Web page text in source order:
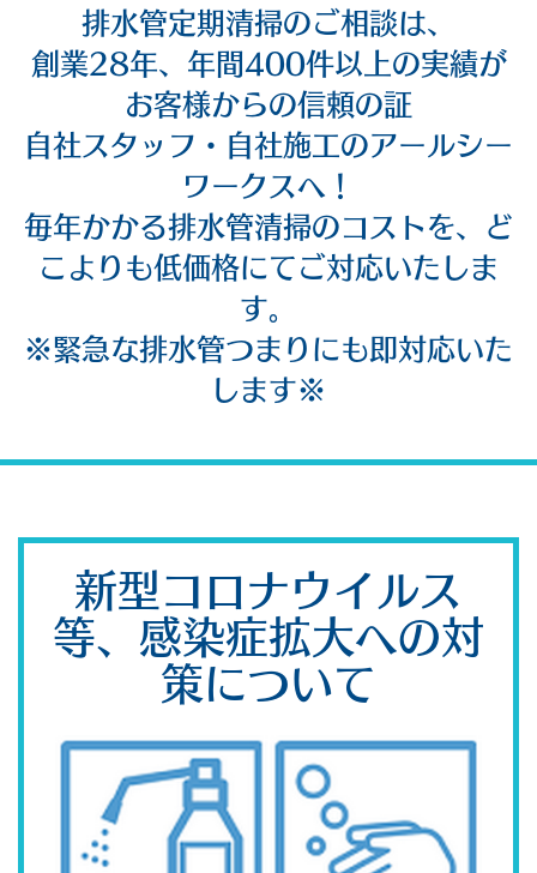
排水管定期清掃のご相談は、
創業28年、年間400件以上の実績が
お客様からの信頼の証
自社スタッフ・自社施工のアールシー
ワークスへ！
毎年かかる排水管清掃のコストを、ど
こよりも低価格にてご対応いたしま
す。
※緊急な排水管つまりにも即対応いた
します※
新型コロナウイルス
等、感染症拡大への対
策について